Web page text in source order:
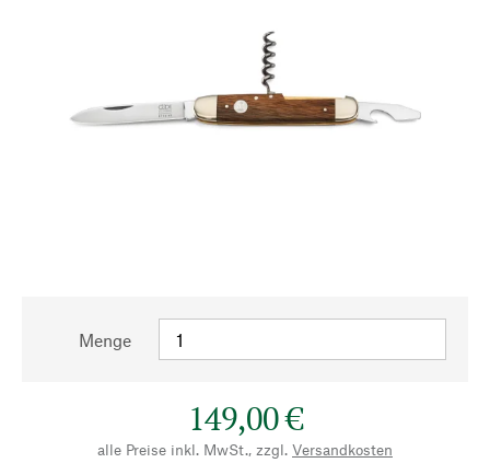
Menge
149,00 €
alle Preise inkl. MwSt., zzgl. Versandkosten